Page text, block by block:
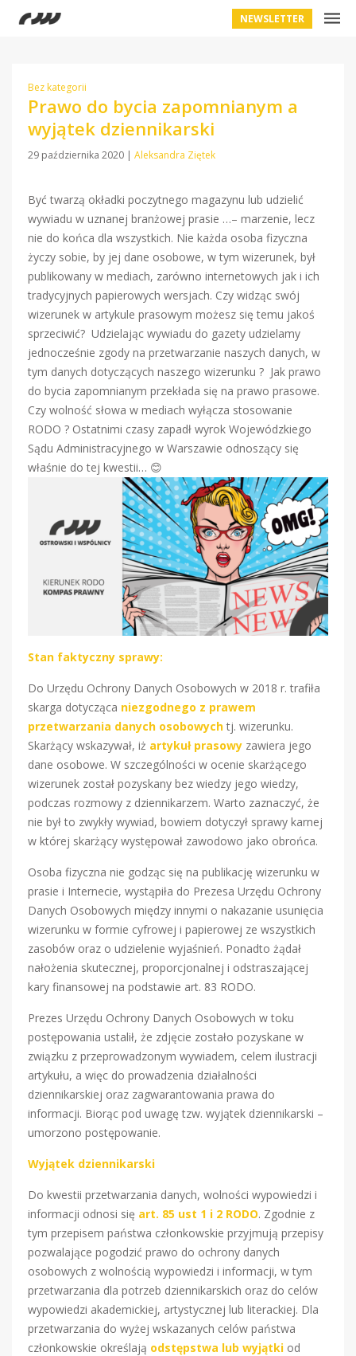
NEWSLETTER
Bez kategorii
Prawo do bycia zapomnianym a
wyjątek dziennikarski
29 października 2020 | Aleksandra Ziętek
Być twarzą okładki poczytnego magazynu lub udzielić
wywiadu w uznanej branżowej prasie …– marzenie, lecz
nie do końca dla wszystkich. Nie każda osoba fizyczna
życzy sobie, by jej dane osobowe, w tym wizerunek, był
publikowany w mediach, zarówno internetowych jak i ich
tradycyjnych papierowych wersjach. Czy widząc swój
wizerunek w artykule prasowym możesz się temu jakoś
sprzeciwić? Udzielając wywiadu do gazety udzielamy
jednocześnie zgody na przetwarzanie naszych danych, w
tym danych dotyczących naszego wizerunku ? Jak prawo
do bycia zapomnianym przekłada się na prawo prasowe.
Czy wolność słowa w mediach wyłącza stosowanie
RODO ? Ostatnimi czasy zapadł wyrok Wojewódzkiego
Sądu Administracyjnego w Warszawie odnoszący się
właśnie do tej kwestii… 😊
Stan faktyczny sprawy:
Do Urzędu Ochrony Danych Osobowych w 2018 r. trafiła
skarga dotycząca niezgodnego z prawem
przetwarzania danych osobowychtj. wizerunku.
Skarżący wskazywał, iż artykuł prasowy zawiera jego
dane osobowe. W szczególności w ocenie skarżącego
wizerunek został pozyskany bez wiedzy jego wiedzy,
podczas rozmowy z dziennikarzem. Warto zaznaczyć, że
nie był to zwykły wywiad, bowiem dotyczył sprawy karnej
w której skarżący występował zawodowo jako obrońca.
Osoba fizyczna nie godząc się na publikację wizerunku w
prasie i Internecie, wystąpiła do Prezesa Urzędu Ochrony
Danych Osobowych między innymi o nakazanie usunięcia
wizerunku w formie cyfrowej i papierowej ze wszystkich
zasobów oraz o udzielenie wyjaśnień. Ponadto żądał
nałożenia skutecznej, proporcjonalnej i odstraszającej
kary finansowej na podstawie art. 83 RODO.
Prezes Urzędu Ochrony Danych Osobowych w toku
postępowania ustalił, że zdjęcie zostało pozyskane w
związku z przeprowadzonym wywiadem, celem ilustracji
artykułu, a więc do prowadzenia działalności
dziennikarskiej oraz zagwarantowania prawa do
informacji. Biorąc pod uwagę tzw. wyjątek dziennikarski –
umorzono postępowanie.
Wyjątek dziennikarski
Do kwestii przetwarzania danych, wolności wypowiedzi i
informacji odnosi się art. 85 ust 1 i 2 RODO. Zgodnie z
tym przepisem państwa członkowskie przyjmują przepisy
pozwalające pogodzić prawo do ochrony danych
osobowych z wolnością wypowiedzi i informacji, w tym
przetwarzania dla potrzeb dziennikarskich oraz do celów
wypowiedzi akademickiej, artystycznej lub literackiej. Dla
przetwarzania do wyżej wskazanych celów państwa
członkowskie określają odstępstwa lub wyjątki od